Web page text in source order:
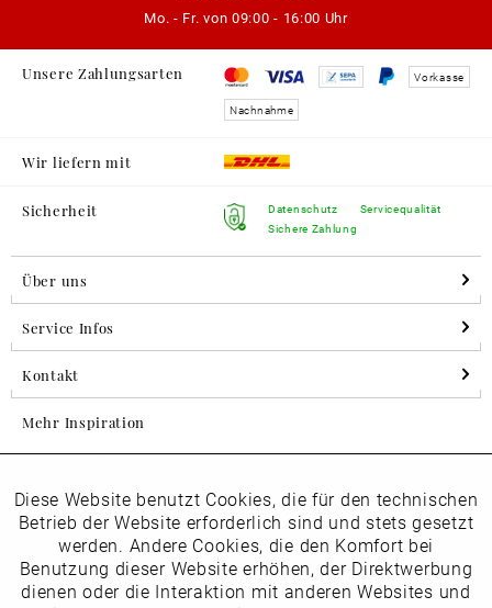
Mo. - Fr. von 09:00 - 16:00 Uhr
Unsere Zahlungsarten Vorkasse
Nachnahme
Wir liefern mit
Sicherheit
Datenschutz
Sichere Zahlung
Servicequalität
Über uns
Service Infos
Kontakt
Mehr Inspiration
Folgen Sie uns auf Instagram
horsch_schuhe
Funktionale Aktiv
Marketing Inaktiv
Diese Website benutzt Cookies, die für den technischen
Betrieb der Website erforderlich sind und stets gesetzt
werden. Andere Cookies, die den Komfort bei
Benutzung dieser Website erhöhen, der Direktwerbung
dienen oder die Interaktion mit anderen Websites und